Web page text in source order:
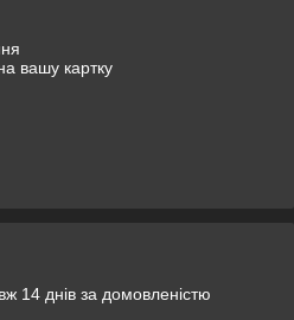
вашу картку
14 днів за домовленістю